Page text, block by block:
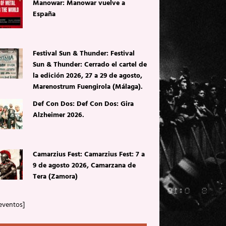
Manowar: Manowar vuelve a
España
Festival Sun & Thunder: Festival
Sun & Thunder: Cerrado el cartel de
la edición 2026, 27 a 29 de agosto,
Marenostrum Fuengirola (Málaga).
Def Con Dos: Def Con Dos: Gira
Alzheimer 2026.
Camarzius Fest: Camarzius Fest: 7 a
9 de agosto 2026, Camarzana de
Tera (Zamora)